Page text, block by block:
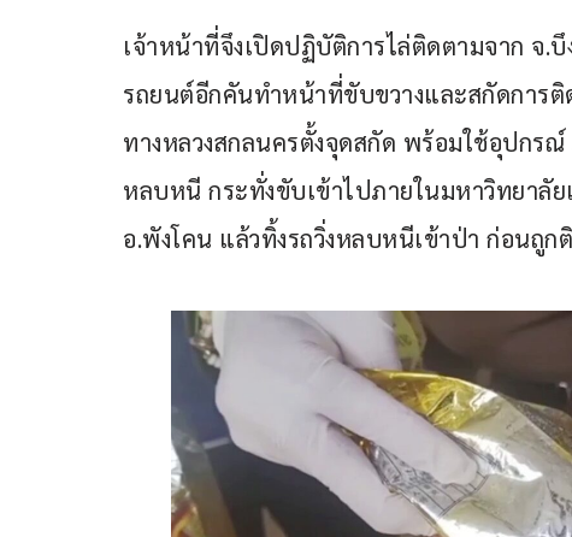
เจ้าหน้าที่จึงเปิดปฏิบัติการไล่ติดตามจาก จ
รถยนต์อีกคันทำหน้าที่ขับขวางและสกัดการ
ทางหลวงสกลนครตั้งจุดสกัด พร้อมใช้อุปกรณ์
หลบหนี กระทั่งขับเข้าไปภายในมหาวิทยาลั
อ.พังโคน แล้วทิ้งรถวิ่งหลบหนีเข้าป่า ก่อนถูก